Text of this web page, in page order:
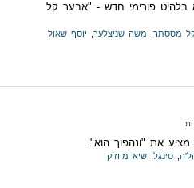
בלהיט פורימי חדש - "אבער קל
מססתר משה שניצלער
יוסף שאול
את "ונהפוך הוא".
סינגל שיא מיוזיק